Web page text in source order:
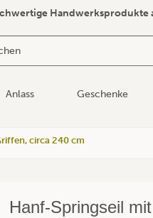
Handwerksprodukte
Anlass Geschenke
circa 240 cm
Hanf-Springseil